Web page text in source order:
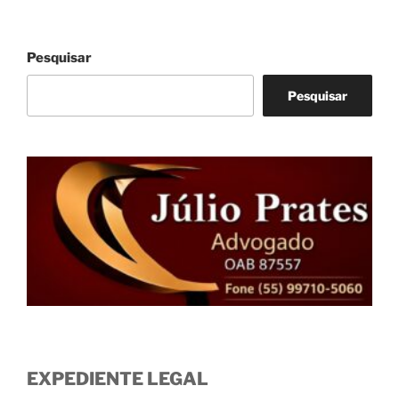
Pesquisar
Pesquisar
EXPEDIENTE LEGAL